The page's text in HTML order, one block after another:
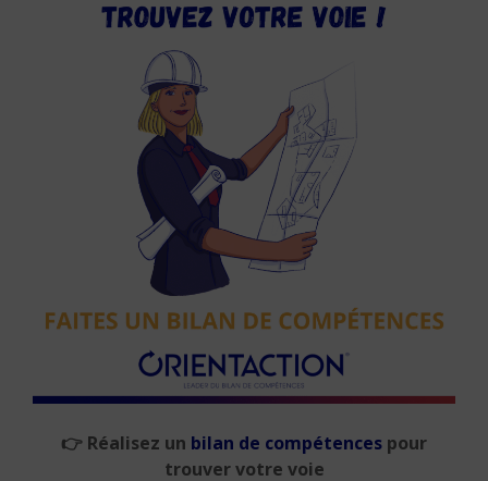
👉 Réalisez un bilan de compétences pour
trouver votre voie